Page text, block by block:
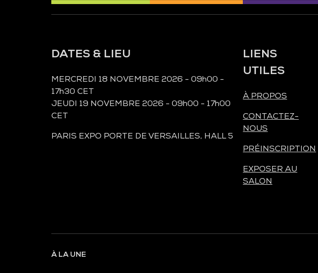
DATES & LIEU
MERCREDI 18 NOVEMBRE 2026 - 09h00 -
17h30 CET
JEUDI 19 NOVEMBRE 2026 - 09h00 - 17h00
CET
PARIS EXPO PORTE DE VERSAILLES, HALL 5
LIENS
UTILES
À PROPOS
CONTACTEZ-
NOUS
PRÉINSCRIPTION
EXPOSER AU
SALON
À LA UNE